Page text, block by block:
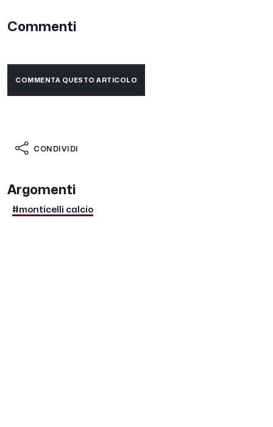
Commenti
COMMENTA QUESTO ARTICOLO
CONDIVIDI
Argomenti
#monticelli calcio